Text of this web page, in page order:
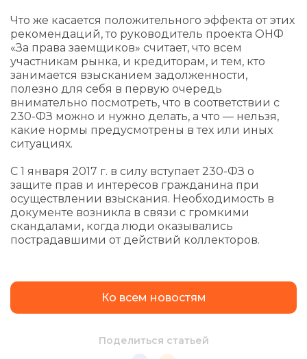
Что же касается положительного эффекта от этих
рекомендаций, то руководитель проекта ОНФ
«За права заемщиков» считает, что всем
участникам рынка, и кредиторам, и тем, кто
занимается взысканием задолженности,
полезно для себя в первую очередь
внимательно посмотреть, что в соответствии с
230-ФЗ можно и нужно делать, а что — нельзя,
какие нормы предусмотрены в тех или иных
ситуациях.
С 1 января 2017 г. в силу вступает 230-ФЗ о
защите прав и интересов гражданина при
осуществлении взыскания. Необходимость в
документе возникла в связи с громкими
скандалами, когда люди оказывались
пострадавшими от действий коллекторов.
Ко всем новостям
Поделиться статьей